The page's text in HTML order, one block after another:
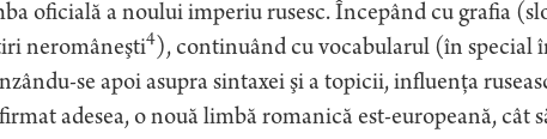
oficială a noului imperiu rusesc. Începând cu grafia
neromâneşti4), continuând cu vocabularul (în special
se apoi asupra sintaxei şi a topicii, influenţa
adesea, o nouă limbă romanică est-europeană, cât